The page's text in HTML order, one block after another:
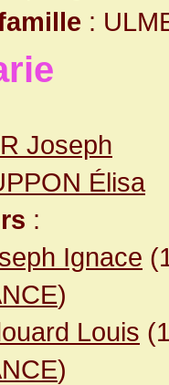
:
Joseph
Élisa
:
Ignace
)
Louis
)